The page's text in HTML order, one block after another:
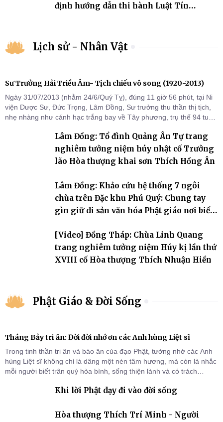
định hướng dẫn thi hành Luật Tín
Lịch sử - Nhân Vật
Sư Trưởng Hải Triều Âm- Tịch chiếu vô song (1920-2013)
Ngày 31/07/2013 (nhằm 24/6/Quý Tỵ), đúng 11 giờ 56 phút, tại Ni
viện Dược Sư, Đức Trọng, Lâm Đồng, Sư trưởng thu thần thị tịch,
nhẹ nhàng như cánh hạc trắng bay về Tây phương, trụ thế 94 tuổi
Lâm Đồng: Tổ đình Quảng Ân Tự trang
nghiêm tưởng niệm húy nhật cố Trưởng
lão Hòa thượng khai sơn Thích Hồng Ân
Lâm Đồng: Khảo cứu hệ thống 7 ngôi
chùa trên Đặc khu Phú Quý: Chung tay
gìn giữ di sản văn hóa Phật giáo nơi biển
[Video] Đồng Tháp: Chùa Linh Quang
trang nghiêm tưởng niệm Húy kị lần thứ
XVIII cố Hòa thượng Thích Nhuận Hiền
Phật Giáo & Đời Sống
Tháng Bảy tri ân: Đời đời nhớ ơn các Anh hùng Liệt sĩ
Trong tinh thần tri ân và báo ân của đạo Phật, tưởng nhớ các Anh
hùng Liệt sĩ không chỉ là dâng một nén tâm hương, mà còn là nhắc
mỗi người biết trân quý hòa bình, sống thiện lành và có trách
Khi lời Phật dạy đi vào đời sống
Hòa thượng Thích Trí Minh - Người